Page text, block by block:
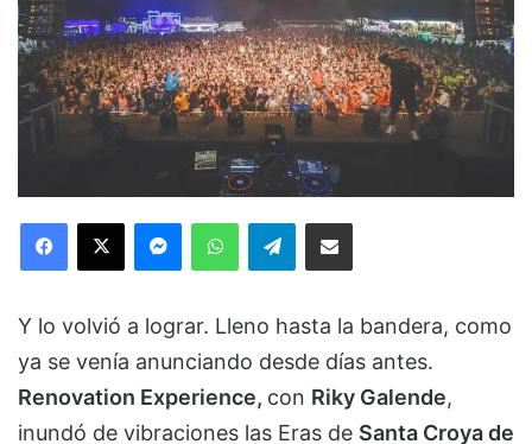
Facebook
X MessengerWhatsAppTelegramCompartir via Email
Y lo volvió a lograr. Lleno hasta la bandera, como
ya se venía anunciando desde días antes.
Renovation Experience, con Riky Galende,
inundó de vibraciones las Eras de Santa Croya de